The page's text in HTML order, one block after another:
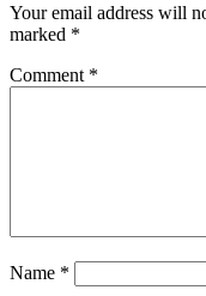
Your email address will
marked *
Comment *
Name *